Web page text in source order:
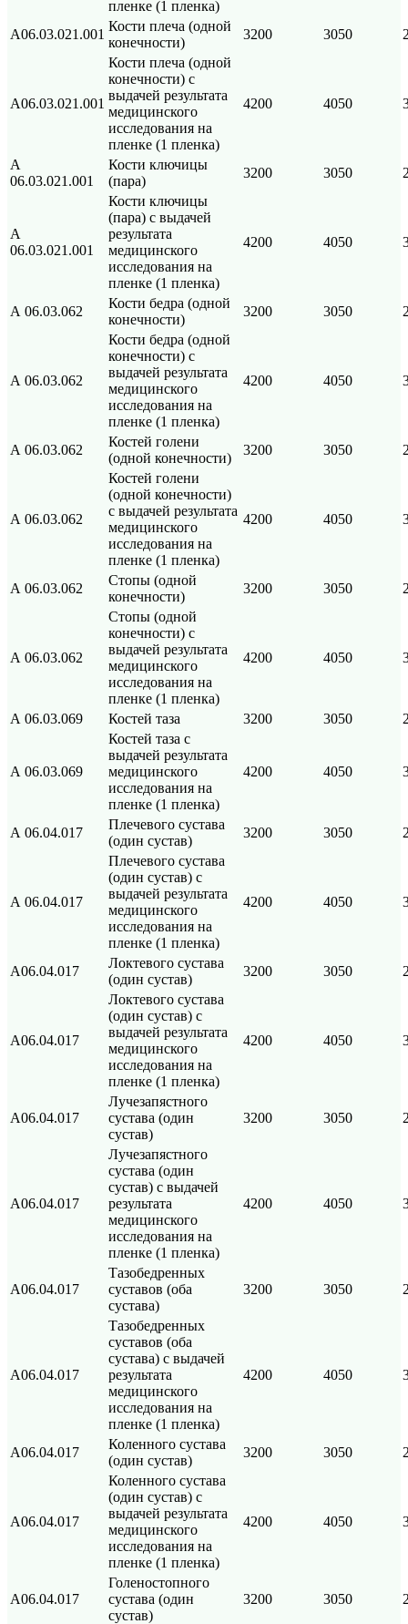
пленке (1 пленка)
А06.03.021.001
Кости плеча (одной
конечности)
3200 3050
А06.03.021.001
Кости плеча (одной
конечности) с
выдачей результата
медицинского
исследования на
пленке (1 пленка)
4200 4050
А
06.03.021.001
Кости ключицы
(пара)
3200 3050
А
06.03.021.001
Кости ключицы
(пара) с выдачей
результата
медицинского
исследования на
пленке (1 пленка)
4200 4050
А 06.03.062
Кости бедра (одной
конечности)
3200 3050
А 06.03.062
Кости бедра (одной
конечности) с
выдачей результата
медицинского
исследования на
пленке (1 пленка)
4200 4050
А 06.03.062
Костей голени
(одной конечности)
3200 3050
А 06.03.062
Костей голени
(одной конечности)
с выдачей результата
медицинского
исследования на
пленке (1 пленка)
4200 4050
А 06.03.062
Стопы (одной
конечности)
3200 3050
А 06.03.062
Стопы (одной
конечности) с
выдачей результата
медицинского
исследования на
пленке (1 пленка)
4200 4050
А 06.03.069 Костей таза 3200 3050
А 06.03.069
Костей таза с
выдачей результата
медицинского
исследования на
пленке (1 пленка)
4200 4050
А 06.04.017
Плечевого сустава
(один сустав)
3200 3050
А 06.04.017
Плечевого сустава
(один сустав) с
выдачей результата
медицинского
исследования на
пленке (1 пленка)
4200 4050
А06.04.017
Локтевого сустава
(один сустав)
3200 3050
А06.04.017
Локтевого сустава
(один сустав) с
выдачей результата
медицинского
исследования на
пленке (1 пленка)
4200 4050
А06.04.017
Лучезапястного
сустава (один
сустав)
3200 3050
А06.04.017
Лучезапястного
сустава (один
сустав) с выдачей
результата
медицинского
исследования на
пленке (1 пленка)
4200 4050
А06.04.017
Тазобедренных
суставов (оба
сустава)
3200 3050
А06.04.017
Тазобедренных
суставов (оба
сустава) с выдачей
результата
медицинского
исследования на
пленке (1 пленка)
4200 4050
А06.04.017
Коленного сустава
(один сустав)
3200 3050
А06.04.017
Коленного сустава
(один сустав) с
выдачей результата
медицинского
исследования на
пленке (1 пленка)
4200 4050
А06.04.017
Голеностопного
сустава (один
сустав)
3200 3050